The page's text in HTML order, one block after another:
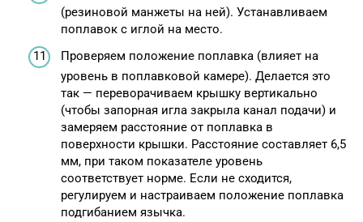
(резиновой манжеты на ней). Устанавливаем
поплавок с иглой на место.
Проверяем положение поплавка (влияет на
уровень в поплавковой камере). Делается это
так — переворачиваем крышку вертикально
(чтобы запорная игла закрыла канал подачи) и
замеряем расстояние от поплавка в
поверхности крышки. Расстояние составляет 6,5
мм, при таком показателе уровень
соответствует норме. Если не сходится,
регулируем и настраиваем положение поплавка
подгибанием язычка.